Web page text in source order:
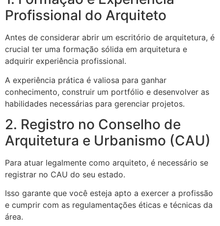
Profissional do Arquiteto
Antes de considerar abrir um escritório de arquitetura, é
crucial ter uma formação sólida em arquitetura e
adquirir experiência profissional.
A experiência prática é valiosa para ganhar
conhecimento, construir um portfólio e desenvolver as
habilidades necessárias para gerenciar projetos.
2. Registro no Conselho de
Arquitetura e Urbanismo (CAU)
Para atuar legalmente como arquiteto, é necessário se
registrar no CAU do seu estado.
Isso garante que você esteja apto a exercer a profissão
e cumprir com as regulamentações éticas e técnicas da
área.